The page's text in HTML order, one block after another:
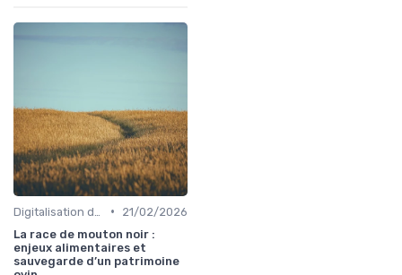
•
21/02/2026
La race de mouton noir :
enjeux alimentaires et
sauvegarde d’un patrimoine